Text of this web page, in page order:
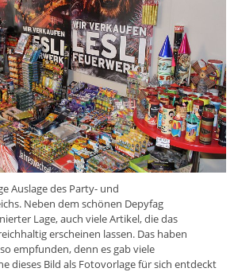
Auslage des Party- und
Neben dem schönen Depyfag
Lage, auch viele Artikel, die das
erscheinen lassen. Das haben
empfunden, denn es gab viele
dieses Bild als Fotovorlage für sich entdeckt